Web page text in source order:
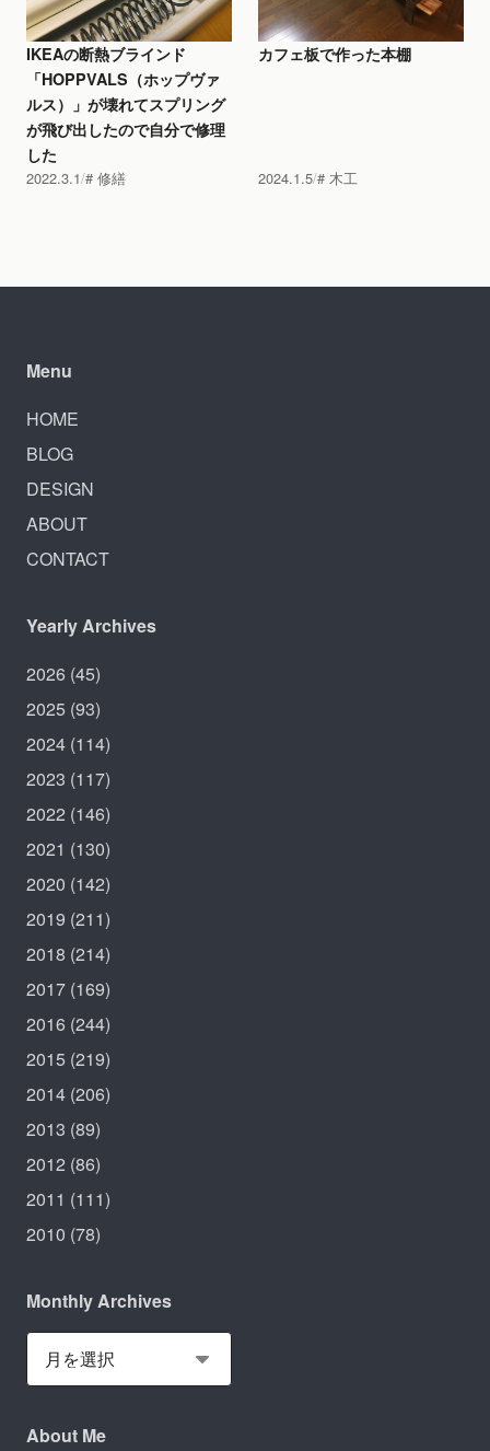
IKEAの断熱ブラインド
「HOPPVALS（ホップヴァ
ルス）」が壊れてスプリング
が飛び出したので自分で修理
した
2022.3.1 修繕
カフェ板で作った本棚
2024.1.5 木工
Menu
HOME
BLOG
DESIGN
ABOUT
CONTACT
Yearly Archives
2026 (45)
2025 (93)
2024 (114)
2023 (117)
2022 (146)
2021 (130)
2020 (142)
2019 (211)
2018 (214)
2017 (169)
2016 (244)
2015 (219)
2014 (206)
2013 (89)
2012 (86)
2011 (111)
2010 (78)
Monthly Archives
About Me